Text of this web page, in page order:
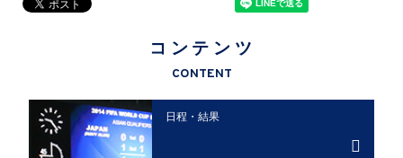
コンテンツ
CONTENT
日程・結果